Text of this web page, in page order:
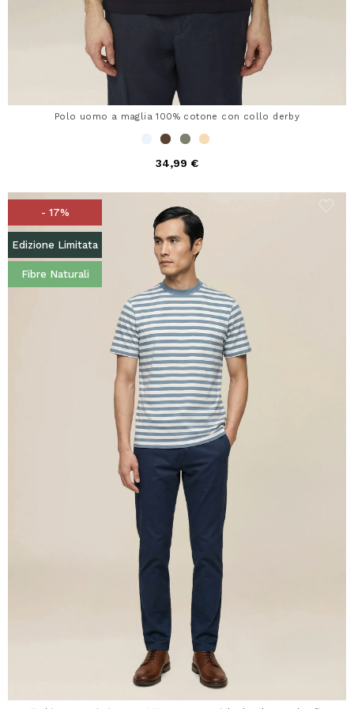
Polo uomo a maglia 100% cotone con collo derby
34,99 €
- 17%
Edizione Limitata
Fibre Naturali